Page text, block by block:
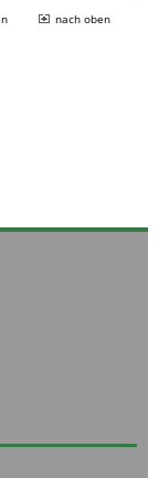
nach oben